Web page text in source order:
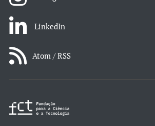
LinkedIn
Atom / RSS